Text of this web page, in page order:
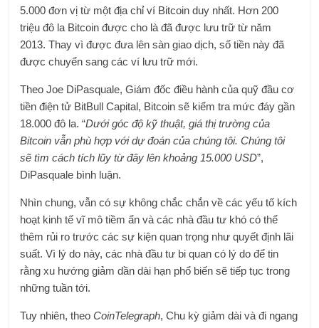
5.000 đơn vị từ một địa chỉ ví Bitcoin duy nhất. Hơn 200
triệu đô la Bitcoin được cho là đã được lưu trữ từ năm
2013. Thay vì được đưa lên sàn giao dịch, số tiền này đã
được chuyển sang các ví lưu trữ mới.
Theo Joe DiPasquale, Giám đốc điều hành của quỹ đầu cơ
tiền điện tử BitBull Capital, Bitcoin sẽ kiểm tra mức đáy gần
18.000 đô la. “Dưới góc độ kỹ thuật, giá thị trường của
Bitcoin vẫn phù hợp với dự đoán của chúng tôi. Chúng tôi
sẽ tìm cách tích lũy từ đây lên khoảng 15.000 USD”,
DiPasquale bình luận.
Nhìn chung, vẫn có sự không chắc chắn về các yếu tố kích
hoạt kinh tế vĩ mô tiềm ẩn và các nhà đầu tư khó có thể
thêm rủi ro trước các sự kiện quan trọng như quyết định lãi
suất. Vì lý do này, các nhà đầu tư bi quan có lý do để tin
rằng xu hướng giảm dần dài hạn phổ biến sẽ tiếp tục trong
những tuần tới.
Tuy nhiên, theoCoinTelegraph, Chu kỳ giảm dài và đi ngang